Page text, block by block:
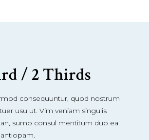
/ 2 Thirds
consequuntur, quod nostrum
usu ut. Vim veniam singulis
sumo consul mentitum duo ea.